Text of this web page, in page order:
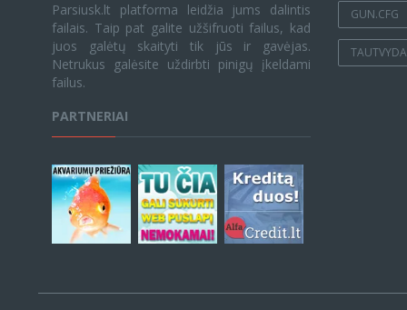
Parsiusk.lt platforma leidžia jums dalintis
failais. Taip pat galite užšifruoti failus, kad
juos galėtų skaityti tik jūs ir gavėjas.
Netrukus galėsite uždirbti pinigų įkeldami
failus.
PARTNERIAI
GUN.CFG